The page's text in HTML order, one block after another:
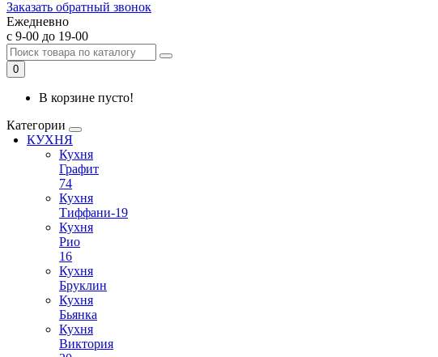
Заказать обратный звонок
Ежедневно
с 9-00 до 19-00
0
В корзине пусто!
Категории
КУХНЯ
Кухня
Графит
74
Кухня
Тиффани-19
Кухня
Рио
16
Кухня
Бруклин
Кухня
Бьянка
Кухня
Виктория